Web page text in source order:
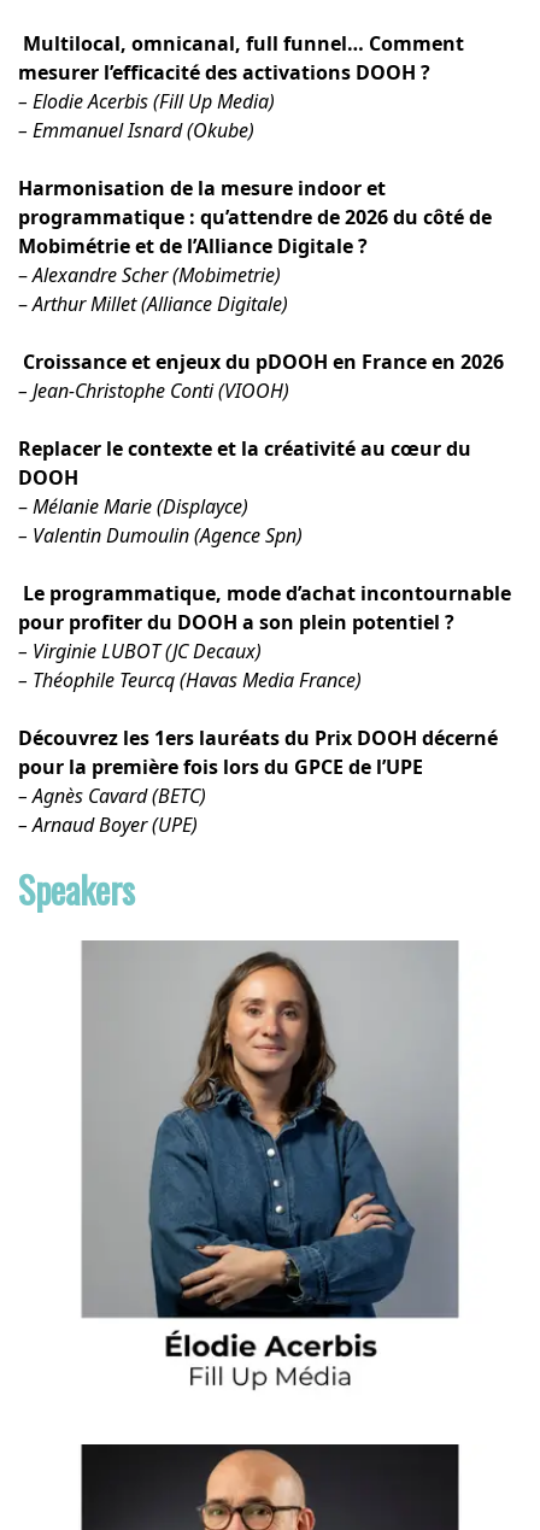
Multilocal, omnicanal, full funnel… Comment
mesurer l’efficacité des activations DOOH ?
– Elodie Acerbis (Fill Up Media)
– Emmanuel Isnard (Okube)
Harmonisation de la mesure indoor et
programmatique : qu’attendre de 2026 du côté de
Mobimétrie et de l’Alliance Digitale ?
–Alexandre Scher (Mobimetrie)
–Arthur Millet (Alliance Digitale)
Croissance et enjeux du pDOOH en France en 2026
– Jean-Christophe Conti (VIOOH)
Replacer le contexte et la créativité au cœur du
DOOH
–Mélanie Marie (Displayce)
– Valentin Dumoulin (Agence Spn)
Le programmatique, mode d’achat incontournable
pour profiter du DOOH a son plein potentiel ?
– Virginie LUBOT (JC Decaux)
– Théophile Teurcq (Havas Media France)
Découvrez les 1ers lauréats du Prix DOOH décerné
pour la première fois lors du GPCE de l’UPE
– Agnès Cavard (BETC)
– Arnaud Boyer (UPE)
Speakers